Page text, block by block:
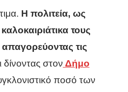
Η πολιτεία, ως
τους
τις
δίνοντας στον Δήμο
ποσό των